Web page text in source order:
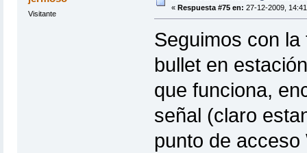
Visitante
« Respuesta #75 en: 27-12-2009,
Seguimos con
bullet en
que funciona,
señal (claro
punto de